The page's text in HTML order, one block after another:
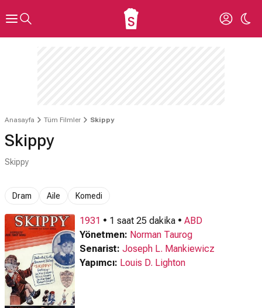
Anasayfa Tüm Filmler Skippy
Skippy
Skippy
Dram Aile Komedi
1931 • 1 saat 25 dakika • ABD
Yönetmen: Norman Taurog
Senarist: Joseph L. Mankiewicz
Yapımcı: Louis D. Lighton